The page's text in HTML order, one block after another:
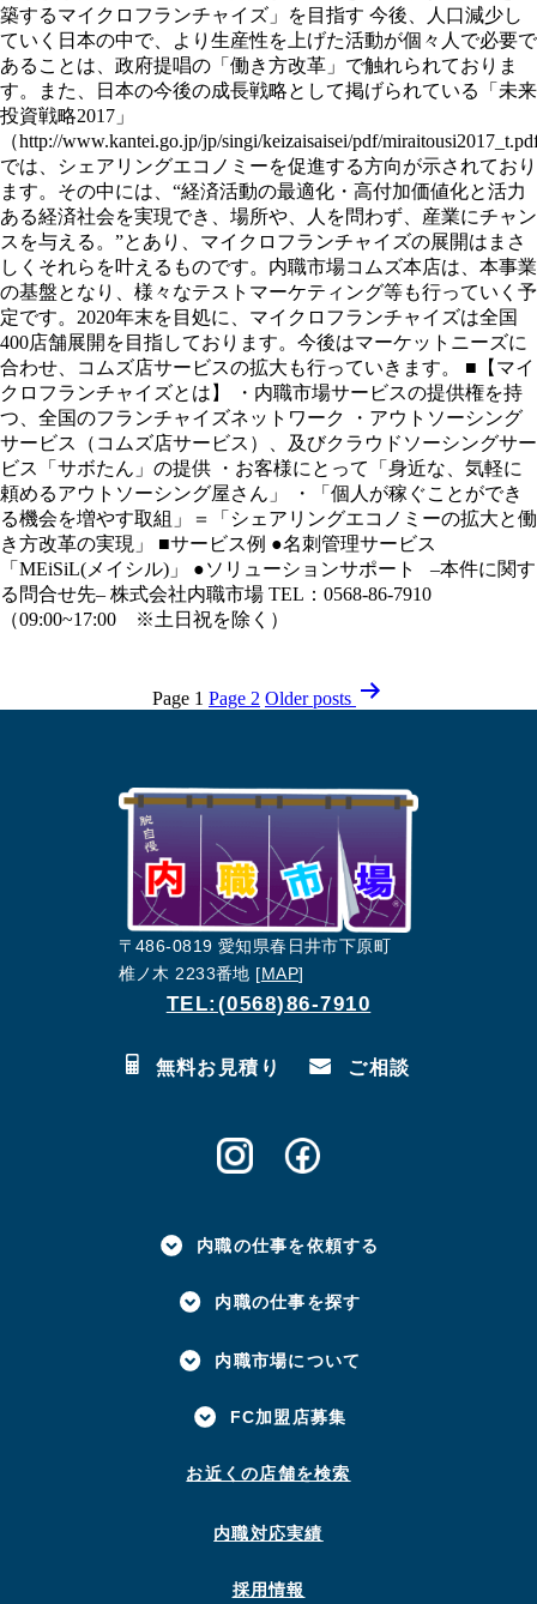
築するマイクロフランチャイズ」を目指す 今後、人口減少し
ていく日本の中で、より生産性を上げた活動が個々人で必要で
あることは、政府提唱の「働き方改革」で触れられておりま
す。また、日本の今後の成長戦略として掲げられている「未来
投資戦略2017」
（http://www.kantei.go.jp/jp/singi/keizaisaisei/pdf/
では、シェアリングエコノミーを促進する方向が示されており
ます。その中には、“経済活動の最適化・高付加価値化と活力
ある経済社会を実現でき、場所や、人を問わず、産業にチャン
スを与える。”とあり、マイクロフランチャイズの展開はまさ
しくそれらを叶えるものです。内職市場コムズ本店は、本事業
の基盤となり、様々なテストマーケティング等も行っていく予
定です。2020年末を目処に、マイクロフランチャイズは全国
400店舗展開を目指しております。今後はマーケットニーズに
合わせ、コムズ店サービスの拡大も行っていきます。 ■【マイ
クロフランチャイズとは】 ・内職市場サービスの提供権を持
つ、全国のフランチャイズネットワーク ・アウトソーシング
サービス（コムズ店サービス）、及びクラウドソーシングサー
ビス「サボたん」の提供 ・お客様にとって「身近な、気軽に
頼めるアウトソーシング屋さん」 ・「個人が稼ぐことができ
る機会を増やす取組」＝「シェアリングエコノミーの拡大と働
き方改革の実現」 ■サービス例 ●名刺管理サービス
「MEiSiL(メイシル)」 ●ソリューションサポート –本件に関す
る問合せ先– 株式会社内職市場 TEL：0568-86-7910
（09:00~17:00 ※土日祝を除く）
Posts
Page 1 Page 2 Olderposts
〒486-0819 愛知県春日井市下原町
椎ノ木 2233番地 [MAP]
TEL:(0568)86-7910
無料お見積り ご相談
内職の仕事を依頼する
内職の仕事を探す
内職市場について
FC加盟店募集
お近くの店舗を検索
内職対応実績
採用情報